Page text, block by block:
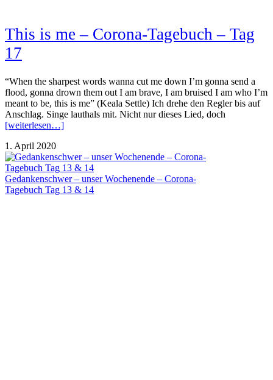
This is me – Corona-Tagebuch – Tag
17
“When the sharpest words wanna cut me down I’m gonna send a
flood, gonna drown them out I am brave, I am bruised I am who I’m
meant to be, this is me” (Keala Settle) Ich drehe den Regler bis auf
Anschlag. Singe lauthals mit. Nicht nur dieses Lied, doch
[weiterlesen…]
1. April 2020
Gedankenschwer – unser Wochenende – Corona-
Tagebuch Tag 13 & 14